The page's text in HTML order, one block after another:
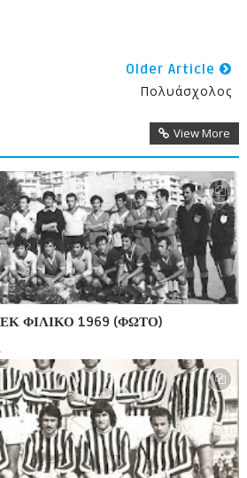
Older Article
Πολυάσχολος
View More
ΦΙΛΙΚΟ 1969 (ΦΩΤΟ)